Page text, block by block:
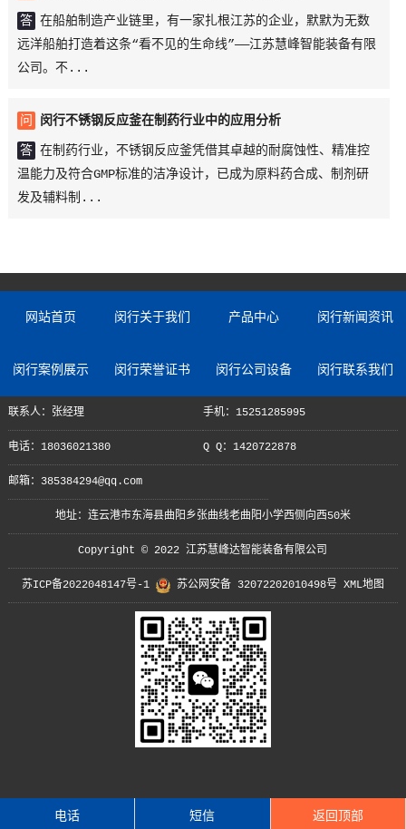
答 在船舶制造产业链里，有一家扎根江苏的企业，默默为无数
远洋船舶打造着这条“看不见的生命线”——江苏慧峰智能装备有限
公司。不...
问 闵行不锈钢反应釜在制药行业中的应用分析
答 在制药行业，不锈钢反应釜凭借其卓越的耐腐蚀性、精准控
温能力及符合GMP标准的洁净设计，已成为原料药合成、制剂研
发及辅料制...
网站首页 闵行关于我们 产品中心 闵行新闻资讯
闵行案例展示 闵行荣誉证书 闵行公司设备 闵行联系我们
联系人：张经理 手机：15251285995
电话：18036021380 Q Q：1420722878
邮箱：385384294@qq.com
地址：连云港市东海县曲阳乡张曲线老曲阳小学西侧向西50米
Copyright © 2022 江苏慧峰达智能装备有限公司
苏ICP备2022048147号-1 苏公网安备 32072202010498号 XML地图
电话 短信 返回顶部